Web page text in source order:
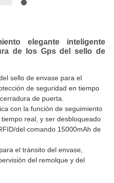
elegante inteligente
de los Gps del sello de
sello de envase para el
de seguridad en tiempo
de puerta.
con la función de seguimiento
real, y ser desbloqueado
del comando 15000mAh de
el tránsito del envase,
del remolque y del